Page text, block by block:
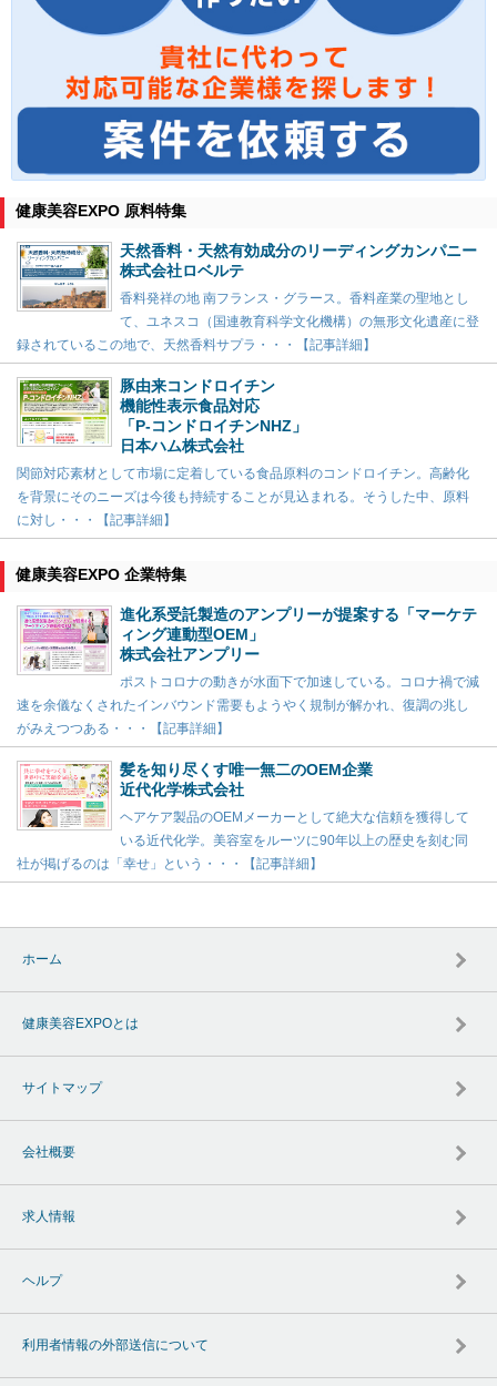
健康美容EXPO 原料特集
天然香料・天然有効成分のリーディングカンパニー
株式会社ロベルテ
香料発祥の地 南フランス・グラース。香料産業の聖地とし
て、ユネスコ（国連教育科学文化機構）の無形文化遺産に登
録されているこの地で、天然香料サプラ・・・【記事詳細】
豚由来コンドロイチン
機能性表示食品対応
「P-コンドロイチンNHZ」
日本ハム株式会社
関節対応素材として市場に定着している食品原料のコンドロイチン。高齢化
を背景にそのニーズは今後も持続することが見込まれる。そうした中、原料
に対し・・・【記事詳細】
健康美容EXPO 企業特集
進化系受託製造のアンプリーが提案する「マーケテ
ィング連動型OEM」
株式会社アンプリー
ポストコロナの動きが水面下で加速している。コロナ禍で減
速を余儀なくされたインバウンド需要もようやく規制が解かれ、復調の兆し
がみえつつある・・・【記事詳細】
髪を知り尽くす唯一無二のOEM企業
近代化学株式会社
ヘアケア製品のOEMメーカーとして絶大な信頼を獲得して
いる近代化学。美容室をルーツに90年以上の歴史を刻む同
社が掲げるのは「幸せ」という・・・【記事詳細】
ホーム
健康美容EXPOとは
サイトマップ
会社概要
求人情報
ヘルプ
利用者情報の外部送信について